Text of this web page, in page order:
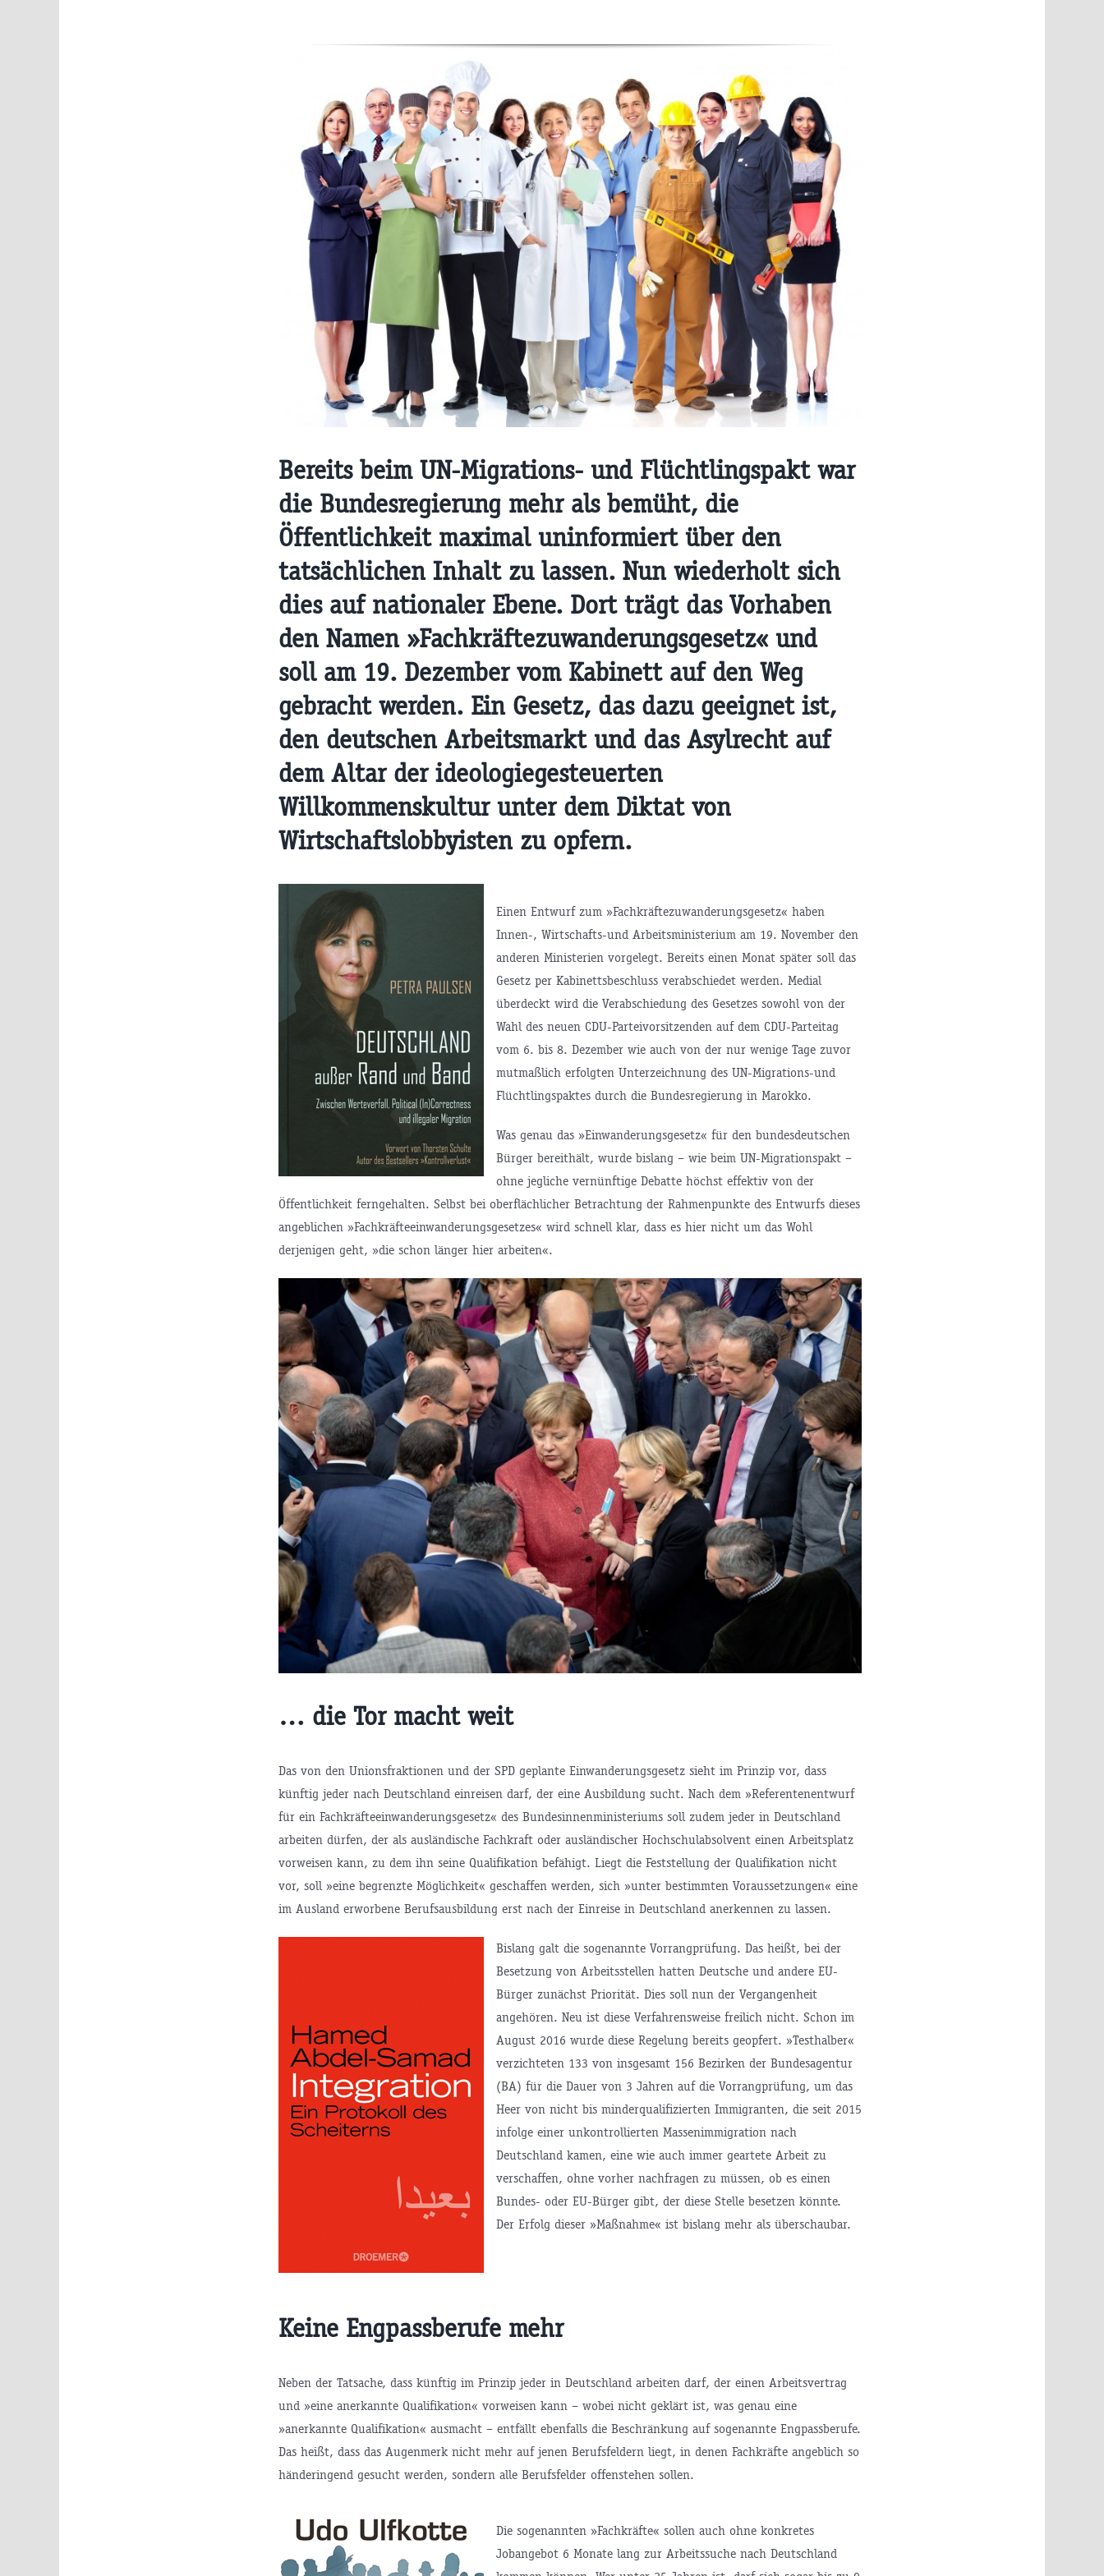
Bereits beim UN-Migrations- und Flüchtlingspakt war
die Bundesregierung mehr als bemüht, die
Öffentlichkeit maximal uninformiert über den
tatsächlichen Inhalt zu lassen. Nun wiederholt sich
dies auf nationaler Ebene. Dort trägt das Vorhaben
den Namen »Fachkräftezuwanderungsgesetz« und
soll am 19. Dezember vom Kabinett auf den Weg
gebracht werden. Ein Gesetz, das dazu geeignet ist,
den deutschen Arbeitsmarkt und das Asylrecht auf
dem Altar der ideologiegesteuerten
Willkommenskultur unter dem Diktat von
Wirtschaftslobbyisten zu opfern.
Einen Entwurf zum »Fachkräftezuwanderungsgesetz« haben
Innen-, Wirtschafts-und Arbeitsministerium am 19. November den
anderen Ministerien vorgelegt. Bereits einen Monat später soll das
Gesetz per Kabinettsbeschluss verabschiedet werden. Medial
überdeckt wird die Verabschiedung des Gesetzes sowohl von der
Wahl des neuen CDU-Parteivorsitzenden auf dem CDU-Parteitag
vom 6. bis 8. Dezember wie auch von der nur wenige Tage zuvor
mutmaßlich erfolgten Unterzeichnung des UN-Migrations-und
Flüchtlingspaktes durch die Bundesregierung in Marokko.
Was genau das »Einwanderungsgesetz« für den bundesdeutschen
Bürger bereithält, wurde bislang – wie beim UN-Migrationspakt –
ohne jegliche vernünftige Debatte höchst effektiv von der
Öffentlichkeit ferngehalten. Selbst bei oberflächlicher Betrachtung der Rahmenpunkte des Entwurfs dieses
angeblichen »Fachkräfteeinwanderungsgesetzes« wird schnell klar, dass es hier nicht um das Wohl
derjenigen geht, »die schon länger hier arbeiten«.
… die Tor macht weit
Das von den Unionsfraktionen und der SPD geplante Einwanderungsgesetz sieht im Prinzip vor, dass
künftig jeder nach Deutschland einreisen darf, der eine Ausbildung sucht. Nach dem »Referentenentwurf
für ein Fachkräfteeinwanderungsgesetz« des Bundesinnenministeriums soll zudem jeder in Deutschland
arbeiten dürfen, der als ausländische Fachkraft oder ausländischer Hochschulabsolvent einen Arbeitsplatz
vorweisen kann, zu dem ihn seine Qualifikation befähigt. Liegt die Feststellung der Qualifikation nicht
vor, soll »eine begrenzte Möglichkeit« geschaffen werden, sich »unter bestimmten Voraussetzungen« eine
im Ausland erworbene Berufsausbildung erst nach der Einreise in Deutschland anerkennen zu lassen.
Bislang galt die sogenannte Vorrangprüfung. Das heißt, bei der
Besetzung von Arbeitsstellen hatten Deutsche und andere EU-
Bürger zunächst Priorität. Dies soll nun der Vergangenheit
angehören. Neu ist diese Verfahrensweise freilich nicht. Schon im
August 2016 wurde diese Regelung bereits geopfert. »Testhalber«
verzichteten 133 von insgesamt 156 Bezirken der Bundesagentur
(BA) für die Dauer von 3 Jahren auf die Vorrangprüfung, um das
Heer von nicht bis minderqualifizierten Immigranten, die seit 2015
infolge einer unkontrollierten Massenimmigration nach
Deutschland kamen, eine wie auch immer geartete Arbeit zu
verschaffen, ohne vorher nachfragen zu müssen, ob es einen
Bundes- oder EU-Bürger gibt, der diese Stelle besetzen könnte.
Der Erfolg dieser »Maßnahme« ist bislang mehr als überschaubar.
Keine Engpassberufe mehr
Neben der Tatsache, dass künftig im Prinzip jeder in Deutschland arbeiten darf, der einen Arbeitsvertrag
und »eine anerkannte Qualifikation« vorweisen kann – wobei nicht geklärt ist, was genau eine
»anerkannte Qualifikation« ausmacht – entfällt ebenfalls die Beschränkung auf sogenannte Engpassberufe.
Das heißt, dass das Augenmerk nicht mehr auf jenen Berufsfeldern liegt, in denen Fachkräfte angeblich so
händeringend gesucht werden, sondern alle Berufsfelder offenstehen sollen.
Die sogenannten »Fachkräfte« sollen auch ohne konkretes
Jobangebot 6 Monate lang zur Arbeitssuche nach Deutschland